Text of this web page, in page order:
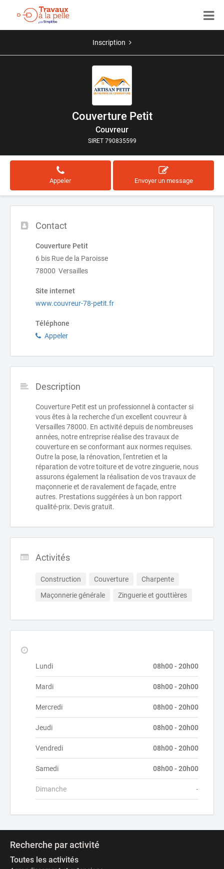
Inscription
Couverture Petit
Couvreur
SIRET 790835599
Appeler Envoyer un message
Contact
Couverture Petit
6 bis Rue de la Paroisse
78000 Versailles
Site internet
www.couvreur-78-petit.fr
Téléphone
Appeler
Description
Couverture Petit est un professionnel à contacter si
vous êtes à la recherche d'un excellent couvreur à
Versailles 78000. En activité depuis de nombreuses
années, notre entreprise réalise des travaux de
couverture en se conformant aux normes requises.
Outre la pose, la rénovation, l'entretien et la
réparation de votre toiture et de votre zinguerie, nous
assurons également la réalisation de vos travaux de
maçonnerie et de ravalement de façade, entre
autres. Prestations suggérées à un bon rapport
qualité-prix. Devis gratuit.
Activités
Construction Couverture
Charpente
Maçonnerie générale
Zinguerie et gouttières
Lundi 08h00 - 20h00
Mardi 08h00 - 20h00
Mercredi 08h00 - 20h00
Jeudi 08h00 - 20h00
Vendredi 08h00 - 20h00
Samedi 08h00 - 20h00
Dimanche -
Recherche par activité
Toutes les activités